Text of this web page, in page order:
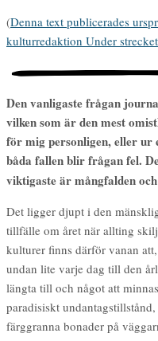
(Denna text publicerades
kulturredaktion Under
Den vanligaste frågan
vilken som är den mest
för mig personligen, eller
båda fallen blir frågan fel.
viktigaste är mångfalden
Det ligger djupt i den
tillfälle om året när allting
kulturer finns därför vanan
undan lite varje dag till den
längta till och något att
paradisiskt
färggranna bonader på